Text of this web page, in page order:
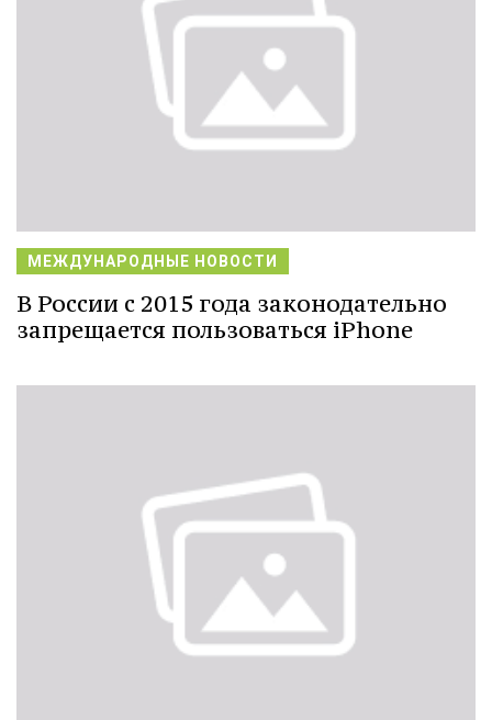
МЕЖДУНАРОДНЫЕ НОВОСТИ
В России с 2015 года законодательно
запрещается пользоваться iPhone